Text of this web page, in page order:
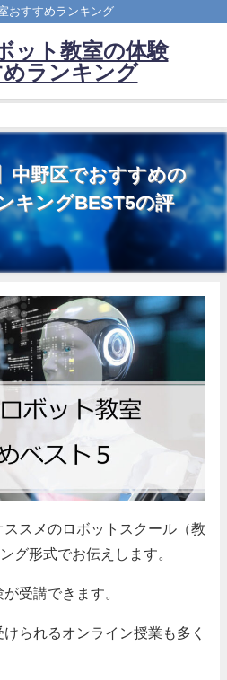
おすすめランキング
ット教室の体験
めランキング
中野区でおすすめの
キングBEST5の評
スメのロボットスクール（教
グ形式でお伝えします。
受講できます。
られるオンライン授業も多く